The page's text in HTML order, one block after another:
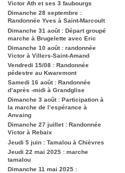
Victor Ath et ses 3 faubourgs
Dimanche 28 septembre :
Randonnée Yves à Saint-Marcoult
Dimanche 31 août : Départ groupé
marche à Brugelette avec Eric
Dimanche 10 août : randonnée
Victor à Villers-Saint-Amand
Vendredi 15/08 : Randonnée
pédestre au Kwaremont
Samedi 16 août : Randonnée
d’après -midi à Grandglise
Dimanche 3 août : Participation à
la marche de l’espérance à
Anvaing
Dimanche 27 juillet : Randonnée
Victor à Rebaix
Jeudi 5 juin : Tamalou à Chièvres
Jeudi 22 mai 2025 : marche
tamalou
Dimanche 11 mai 2025 :